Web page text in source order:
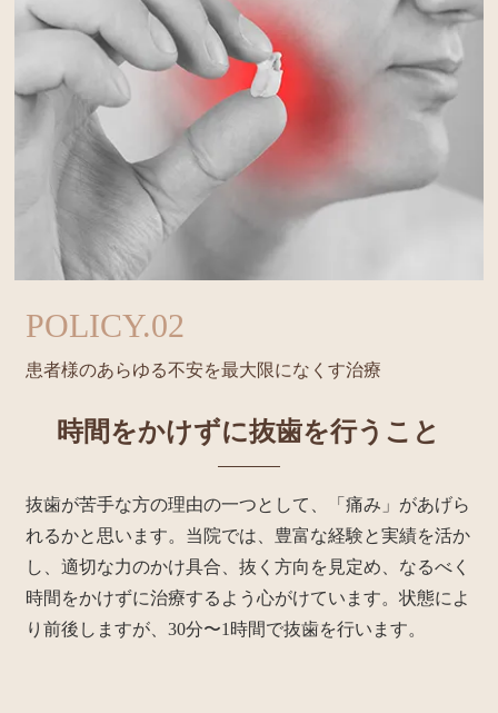
POLICY.02
患者様のあらゆる不安を最大限になくす治療
時間をかけずに抜歯を行うこと
抜歯が苦手な方の理由の一つとして、「痛み」があげら
れるかと思います。当院では、豊富な経験と実績を活か
し、適切な力のかけ具合、抜く方向を見定め、なるべく
時間をかけずに治療するよう心がけています。状態によ
り前後しますが、30分〜1時間で抜歯を行います。